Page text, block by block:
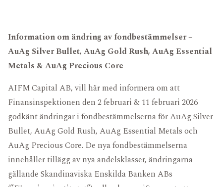
Information om ändring av fondbestämmelser –
AuAg Silver Bullet, AuAg Gold Rush, AuAg Essential
Metals & AuAg Precious Core
AIFM Capital AB, vill här med informera om att
Finansinspektionen den 2 februari & 11 februari 2026
godkänt ändringar i fondbestämmelserna för AuAg Silver
Bullet, AuAg Gold Rush, AuAg Essential Metals och
AuAg Precious Core. De nya fondbestämmelserna
innehåller tillägg av nya andelsklasser, ändringarna
gällande Skandinaviska Enskilda Banken ABs